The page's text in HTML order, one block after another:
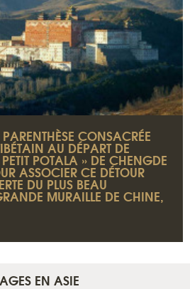
CONSACRÉE
AU DÉPART DE
POTALA » DE CHENGDE
ASSOCIER CE DÉTOUR
DU PLUS BEAU
MURAILLE DE CHINE,
EN ASIE